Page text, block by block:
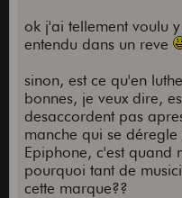
ok j'ai tellement voulu
entendu dans un reve
sinon, est ce qu'en
bonnes, je veux dire,
desaccordent pas
manche qui se
Epiphone, c'est quand
pourquoi tant de
cette marque??